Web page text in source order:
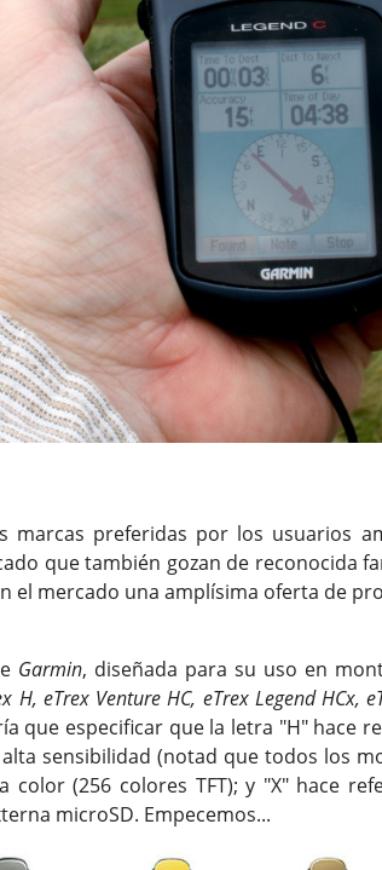
marcas preferidas por los usuarios
que también gozan de reconocida
el mercado una amplísima oferta de
Garmin, diseñada para su uso en
H, eTrex Venture HC, eTrex Legend HCx,
que especificar que la letra "H" hace
sensibilidad (notad que todos los
(256 colores TFT); y "X" hace
microSD. Empecemos...